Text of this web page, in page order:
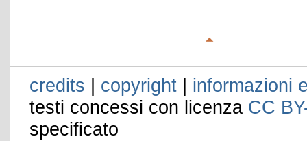
credits | copyright | informazioni
testi concessi con licenza CC
specificato